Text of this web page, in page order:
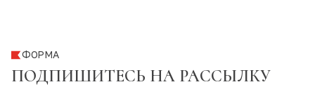
ФОРМА
ПОДПИШИТЕСЬ НА РАССЫЛКУ